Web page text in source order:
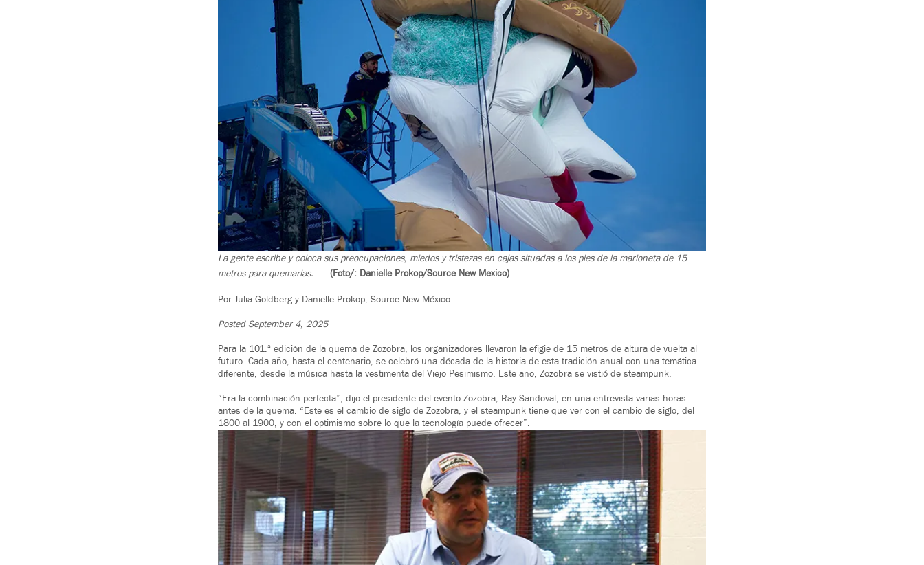
La gente escribe y coloca sus preocupaciones, miedos y tristezas en cajas situadas a los pies de la marioneta de 15
metros para quemarlas.
(Foto/: Danielle Prokop/Source New Mexico)
Por Julia Goldberg y Danielle Prokop, Source New México
Posted September 4, 2025
Para la 101.ª edición de la quema de Zozobra, los organizadores llevaron la efigie de 15 metros de altura de vuelta al
futuro. Cada año, hasta el centenario, se celebró una década de la historia de esta tradición anual con una temática
diferente, desde la música hasta la vestimenta del Viejo Pesimismo. Este año, Zozobra se vistió de steampunk.
“Era la combinación perfecta”, dijo el presidente del evento Zozobra, Ray Sandoval, en una entrevista varias horas
antes de la quema. “Este es el cambio de siglo de Zozobra, y el steampunk tiene que ver con el cambio de siglo, del
1800 al 1900, y con el optimismo sobre lo que la tecnología puede ofrecer”.